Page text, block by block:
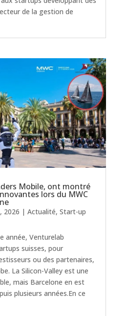
de la gestion de
Mobile, ont montré
lors du MWC
2026 | Actualité, Start-up
année, Venturelab
suisses, pour
ou des partenaires,
La Silicon-Valley est une
mais Barcelone en est
plusieurs années.En ce